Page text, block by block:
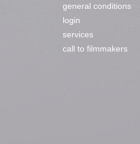
general conditions
login
services
call to filmmakers